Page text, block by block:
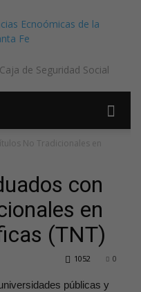
No Tradicionales en
con
en
(TNT)
0
1052
públicas y